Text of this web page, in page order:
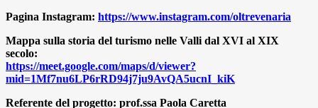
Pagina Instagram: https://www.instagram.com/oltrevenaria
Mappa sulla storia del turismo nelle Valli dal XVI al XIX
secolo:
https://meet.google.com/maps/d/viewer?
mid=1Mf7nu6LP6rRD94j7ju9AvQA5ucnI_kiK
Referente del progetto: prof.ssa Paola Caretta